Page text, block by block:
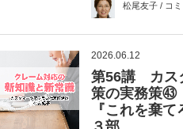
松尾友子 / コ
2026.06.12
第56講 カス
策の実務策㊸
『これを棄